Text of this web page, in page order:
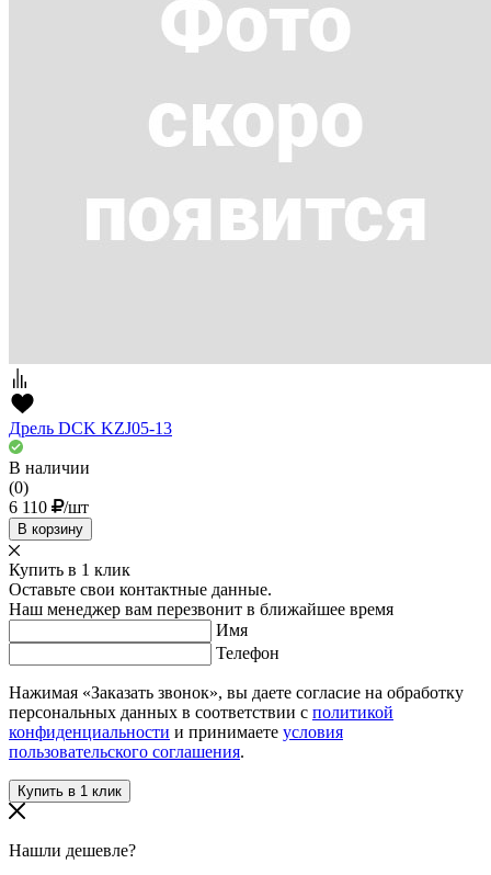
Дрель DCK KZJ05-13
В наличии
(0)
6 110
/шт
В корзину
Купить в 1 клик
Оставьте свои контактные данные.
Наш менеджер вам перезвонит в ближайшее время
Имя
Телефон
Нажимая «Заказать звонок», вы даете согласие на обработку
персональных данных в соответствии с политикой
конфиденциальности и принимаете условия
пользовательского соглашения.
Нашли дешевле?